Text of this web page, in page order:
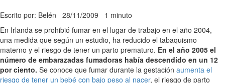
Escrito por: Belén 28/11/2009 1 minuto
En Irlanda se prohibió fumar en el lugar de trabajo en el año 2004,
una medida que según un estudio, ha reducido el tabaquismo
materno y el riesgo de tener un parto prematuro. En el año 2005 el
número de embarazadas fumadoras había descendido en un 12
por ciento. Se conoce que fumar durante la gestación aumenta el
riesgo de tener un bebé con bajo peso al nacer, el riesgo de parto